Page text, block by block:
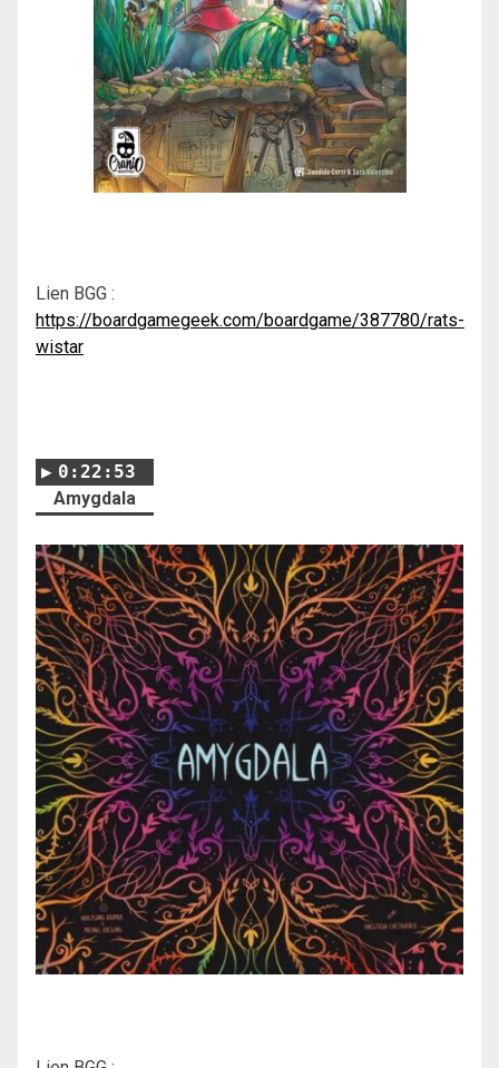
Lien BGG :
https://boardgamegeek.com/boardgame/387780/rats-
wistar
0:22:53
Amygdala